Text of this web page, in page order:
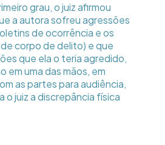
grau, o juiz afirmou
a autora sofreu agressões
de ocorrência e os
corpo de delito) e que
que ela o teria agredido,
em uma das mãos, em
as partes para audiência,
o juiz a discrepância física